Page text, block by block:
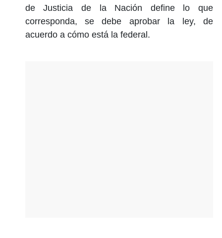
de Justicia de la Nación define lo que
corresponda, se debe aprobar la ley, de
acuerdo a cómo está la federal.